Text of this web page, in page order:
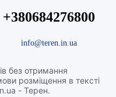
без отримання
розміщення в тексті
- Терен.
+380684276800
info@teren.in.ua